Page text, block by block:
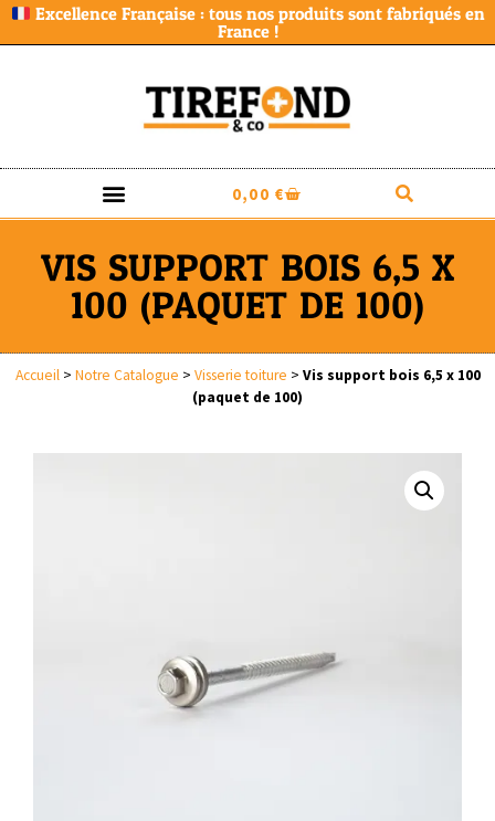
Excellence Française : tous nos produits sont fabriqués en
France !
0,00 €
VIS SUPPORT BOIS 6,5 X
100 (PAQUET DE 100)
Accueil> Notre Catalogue > Visserie toiture > Vis support bois 6,5 x 100
(paquet de 100)